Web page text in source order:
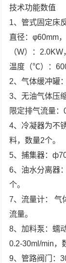
技术功能数值
1、管式固定床
直径：φ60mm
（W）：
温度（℃）：
2、气体缓冲罐
3、无油气体压
限定排气流量：
4、冷凝器为不
料，数量2个。
5、捕集器：
6、油水分离器
个。
7、流量计： 气
流量。
8、加料泵：蠕
0.2-30ml/min，
9、管路阀门：